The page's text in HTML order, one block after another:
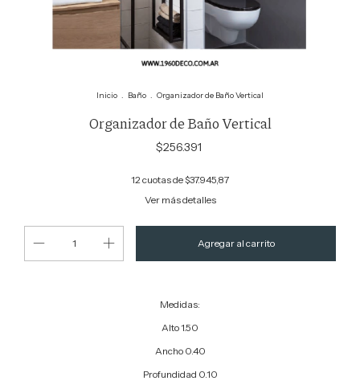
Inicio . Baño . Organizador de Baño Vertical
Organizador de Baño Vertical
$256.391
12 cuotas de$37.945,87
Ver más detalles
Medidas:
Alto 1.50
Ancho 0.40
Profundidad 0.10